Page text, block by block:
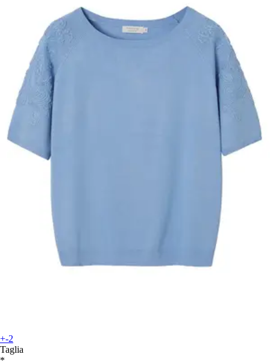
+-2
Taglia
*